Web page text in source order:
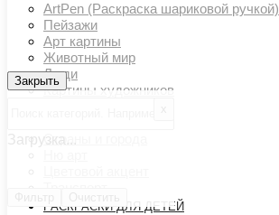
ArtPen (Раскраска шариковой ручкой)
Пейзажи
Арт картины
Животный мир
Люди
Картины художников
Страны и города
РАСКРАСКИ ДЛЯ ДЕТЕЙ
Закрыть
Закрыть
Загрузка...